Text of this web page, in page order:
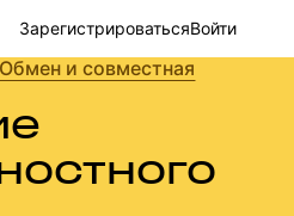
ЗарегистрироватьсяВойти
и совместная